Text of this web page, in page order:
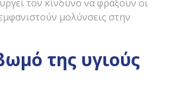
τον κίνδυνο να φράξουν οι
μολύνσεις στην
της υγιούς